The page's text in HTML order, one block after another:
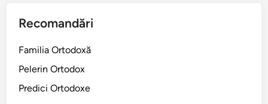
Recomandări
Familia Ortodoxă
Pelerin Ortodox
Predici Ortodoxe